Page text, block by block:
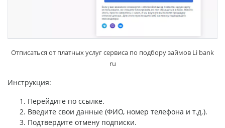
Отписаться от платных услуг сервиса по подбору займов Li bank
ru
Инструкция:
Перейдите по ссылке.
Введите свои данные (ФИО, номер телефона и т.д.).
Подтвердите отмену подписки.